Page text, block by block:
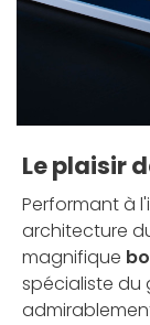
Le plaisir
Performant à
architecture
magnifique
spécialiste du